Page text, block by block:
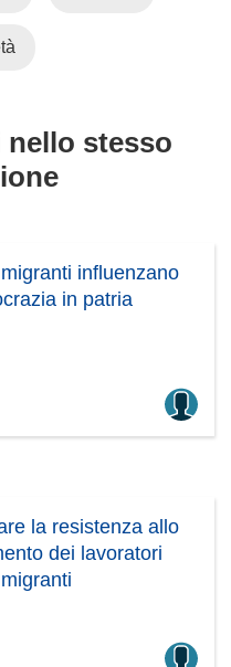
stesso
influenzano
in patria
la resistenza allo
dei lavoratori